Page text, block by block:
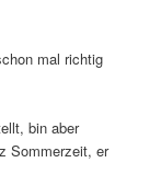
mal richtig
bin aber
Sommerzeit, er